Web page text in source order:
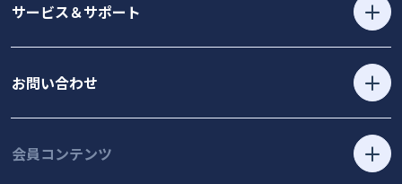
サービス＆サポート
お問い合わせ
会員コンテンツ